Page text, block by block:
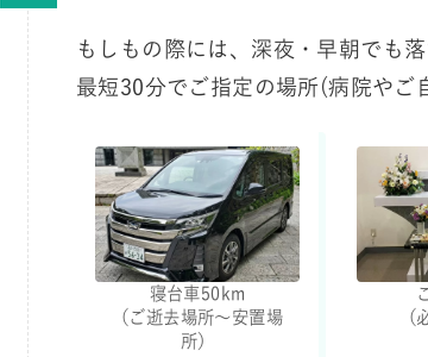
もしもの際には、深夜・早朝でも
最短30分でご指定の場所(病院やご
寝台車50km
（ご逝去場所～安置場
所）
（